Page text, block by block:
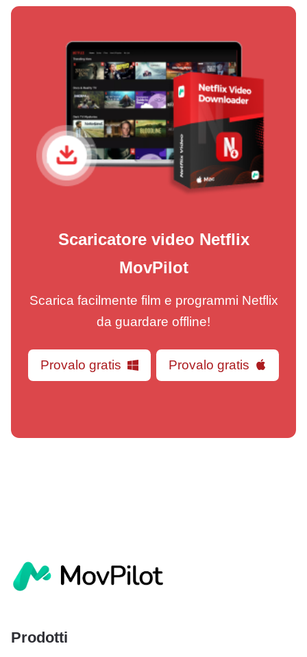
Scaricatore video Netflix
MovPilot
Scarica facilmente film e programmi Netflix
da guardare offline!
Provalo gratis Provalo gratis
Prodotti